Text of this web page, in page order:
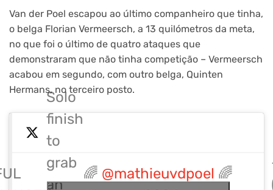
Van der Poel escapou ao último companheiro que tinha,
o belga Florian Vermeersch, a 13 quilómetros da meta,
no que foi o último de quatro ataques que
demonstraram que não tinha competição – Vermeersch
acabou em segundo, com outro belga, Quinten
Hermans, no terceiro posto.
Solo
finish
to
grab
an
🌈 @mathieuvdpoel 🌈